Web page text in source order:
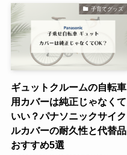
子育てグッズ
ギュットクルームの自転車
用カバーは純正じゃなくて
いい？パナソニックサイク
ルカバーの耐久性と代替品
おすすめ5選